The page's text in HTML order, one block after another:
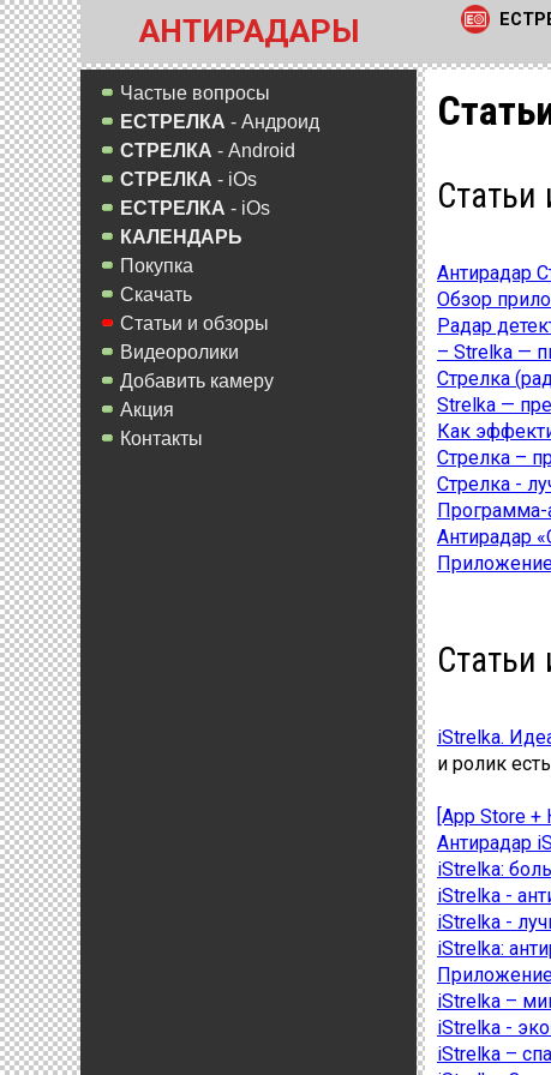
АНТИРАДАРЫ
Частые вопросы
ЕСТРЕЛКА - Андроид
СТРЕЛКА - Android
СТРЕЛКА - iOs
ЕСТРЕЛКА - iOs
КАЛЕНДАРЬ
Покупка
Скачать
Статьи и обзоры
Видеоролики
Добавить камеру
Акция
Контакты
Антирадар
Обзор
Радар
– Strelka —
Стрелка
Strelka —
Как
Стрелка –
Стрелка -
Программа-
Антирадар
Приложение
iStrelka.
и ролик
[App Store
Антирадар
iStrelka:
iStrelka -
iStrelka -
iStrelka:
iStrelka –
iStrelka -
iStrelka –